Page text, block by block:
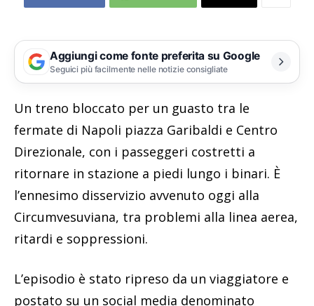
Aggiungi come fonte preferita su Google
Seguici più facilmente nelle notizie consigliate
Un treno bloccato per un guasto tra le
fermate di Napoli piazza Garibaldi e Centro
Direzionale, con i passeggeri costretti a
ritornare in stazione a piedi lungo i binari. È
l’ennesimo disservizio avvenuto oggi alla
Circumvesuviana, tra problemi alla linea aerea,
ritardi e soppressioni.
L’episodio è stato ripreso da un viaggiatore e
postato su un social media denominato